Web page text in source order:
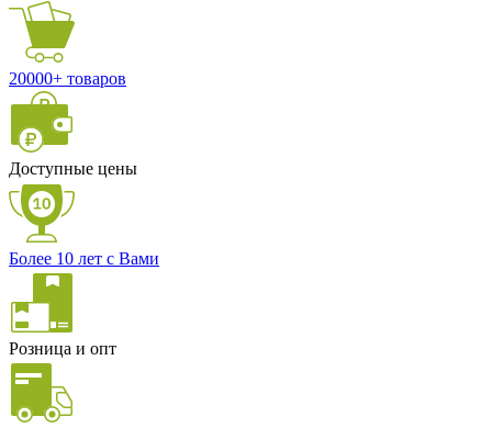
20000+ товаров
Доступные цены
Более 10 лет с Вами
Розница и опт